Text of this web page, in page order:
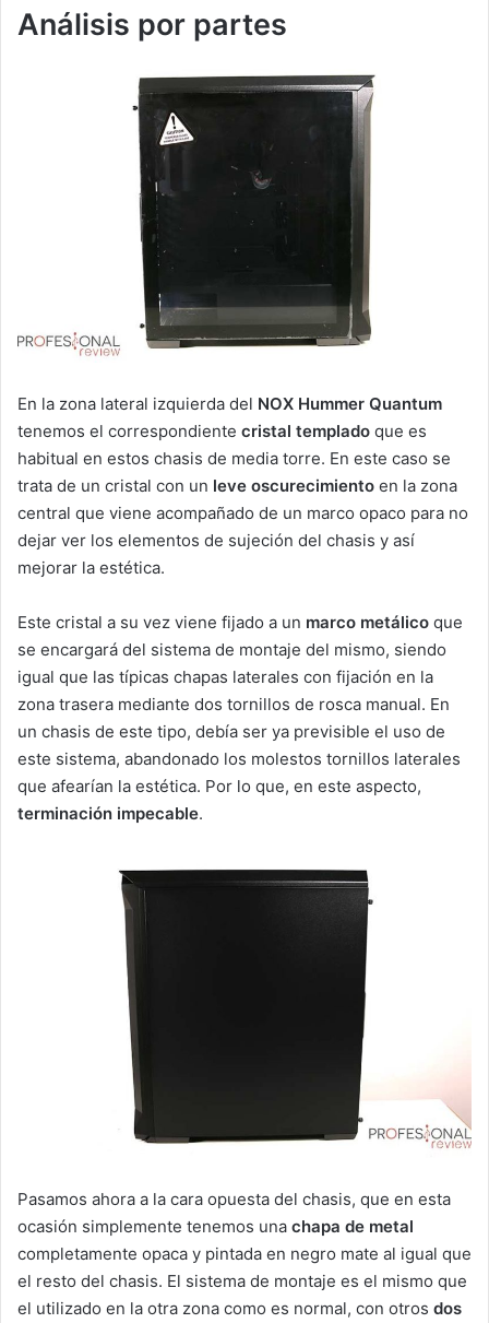
Análisis por partes
En la zona lateral izquierda del NOX Hummer Quantum
tenemos el correspondiente cristal templado que es
habitual en estos chasis de media torre. En este caso se
trata de un cristal con un leve oscurecimiento en la zona
central que viene acompañado de un marco opaco para no
dejar ver los elementos de sujeción del chasis y así
mejorar la estética.
Este cristal a su vez viene fijado a un marco metálico que
se encargará del sistema de montaje del mismo, siendo
igual que las típicas chapas laterales con fijación en la
zona trasera mediante dos tornillos de rosca manual. En
un chasis de este tipo, debía ser ya previsible el uso de
este sistema, abandonado los molestos tornillos laterales
que afearían la estética. Por lo que, en este aspecto,
terminación impecable.
Pasamos ahora a la cara opuesta del chasis, que en esta
ocasión simplemente tenemos una chapa de metal
completamente opaca y pintada en negro mate al igual que
el resto del chasis. El sistema de montaje es el mismo que
el utilizado en la otra zona como es normal, con otros dos